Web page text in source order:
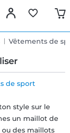
Vêtements de
de sport
style sur le
un maillot de
des maillots